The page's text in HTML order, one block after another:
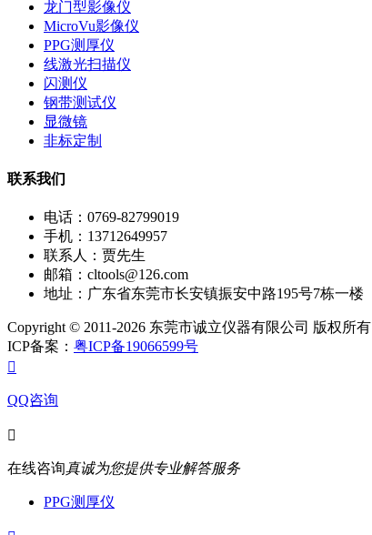
龙门型影像仪
MicroVu影像仪
PPG测厚仪
线激光扫描仪
闪测仪
钢带测试仪
显微镜
非标定制
联系我们
电话：0769-82799019
手机：13712649957
联系人：贾先生
邮箱：cltools@126.com
地址：广东省东莞市长安镇振安中路195号7栋一楼
Copyright © 2011-2026 东莞市诚立仪器有限公司 版权所有
ICP备案： 粤ICP备19066599号

QQ咨询

在线咨询真诚为您提供专业解答服务
PPG测厚仪